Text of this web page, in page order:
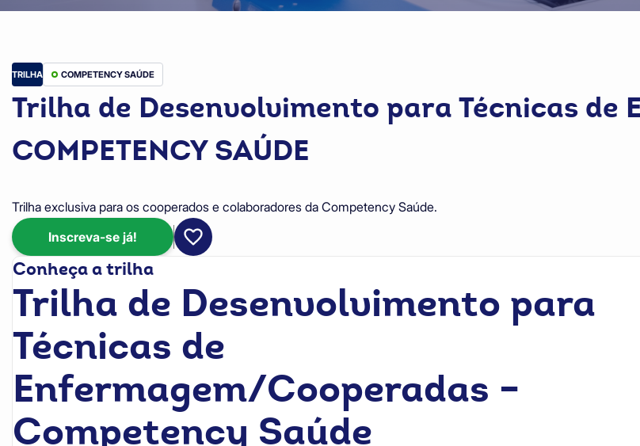
TRILHA COMPETENCY SAÚDE
Trilha de Desenvolvimento para Técnicas
COMPETENCY SAÚDE
Trilha exclusiva para os cooperados e colaboradores da Competency Saúde.
Inscreva-se já!
Conheça a trilha
Trilha de Desenvolvimento para
Técnicas de
Enfermagem/Cooperadas –
Competency Saúde